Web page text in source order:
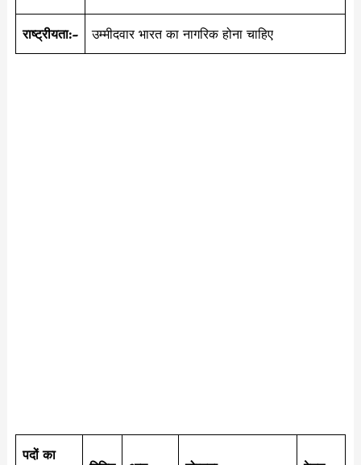
राष्ट्रीयता:- उम्मीदवार भारत का नागरिक होना चाहिए
पदों का